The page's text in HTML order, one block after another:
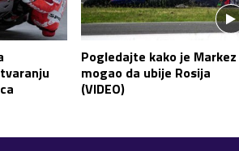
Pogledajte kako je Markez
mogao da ubije Rosija
(VIDEO)